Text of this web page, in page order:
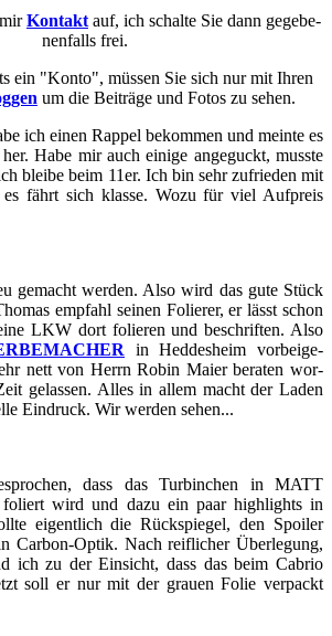
Kon­takt auf, ich schal­te Sie dann ge­ge­be­
nen­falls frei.
ein "Konto", müs­sen Sie sich nur mit Ihren
um die Bei­trä­ge und Fotos zu sehen.
ich einen Rap­pel be­kom­men und mein­te es
Habe mir auch ei­ni­ge an­ge­guckt, muss­te
blei­be beim 11er. Ich bin sehr zu­frie­den mit
fährt sich klas­se. Wozu für viel Auf­preis
ge­macht wer­den. Also wird das gute Stück
emp­fahl sei­nen Fo­lie­rer, er lässt schon
LKW dort fo­lie­ren und be­schrif­ten. Also
in Hed­des­heim vor­bei­ge­
nett von Herrn Robin Maier be­ra­ten wor­
ge­las­sen. Alles in allem macht der Laden
Ein­druck. Wir wer­den sehen...
dass das Tur­bin­chen in MATT
wird und dazu ein paar high­lights in
ei­gent­lich die Rück­spie­gel, den Spoi­ler
Carbon-​​​​​​​Optik. Nach reif­li­cher Über­le­gung,
ich zu der Ein­sicht, dass das beim Ca­brio
soll er nur mit der grau­en Folie ver­packt